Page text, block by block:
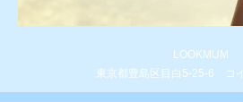
LOOKMUM
東京都豊島区目白5-25-6 コ